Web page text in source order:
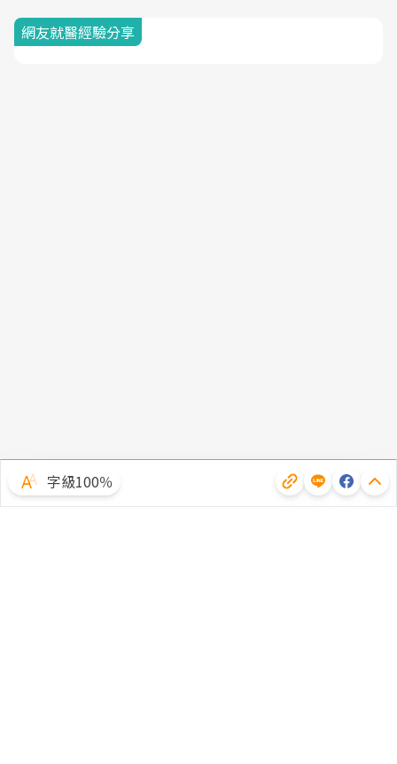
網友就醫經驗分享
字級100％